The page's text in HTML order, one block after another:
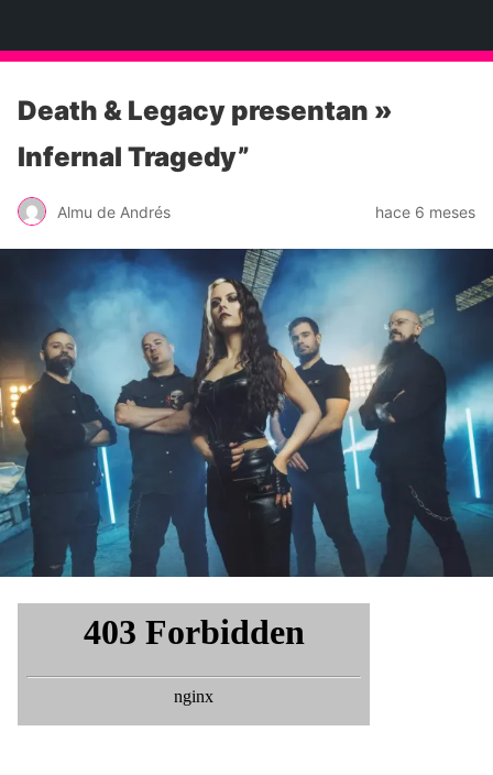
Death & Legacy presentan »
Infernal Tragedy”
Almu de Andrés hace 6 meses